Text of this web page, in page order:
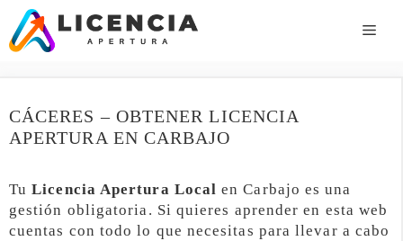
Saltar
contenido
CÁCERES – OBTENER LICENCIA
APERTURA EN CARBAJO
TuLicencia Apertura Local en Carbajo es una
gestión obligatoria. Si quieres aprender en esta web
cuentas con todo lo que necesitas para llevar a cabo